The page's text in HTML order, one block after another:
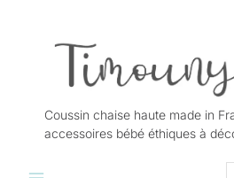
Coussin chaise haute made in
accessoires bébé éthiques à